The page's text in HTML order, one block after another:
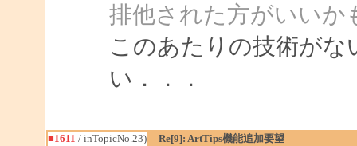
排他された方がいいか
このあたりの技術が
い．．．
■1611 / inTopicNo.23) Re[9]: ArtTips機能追加要望